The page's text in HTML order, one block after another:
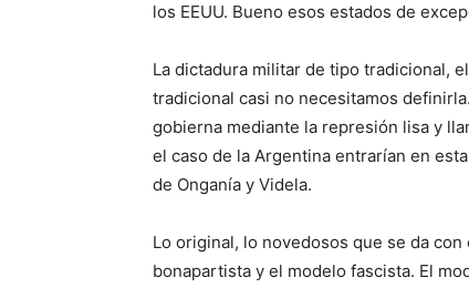
los EEUU. Bueno esos estados de
La dictadura militar de tipo tradicional,
tradicional casi no necesitamos
gobierna mediante la represión lisa y
el caso de la Argentina entrarían en
de Onganía y Videla.
Lo original, lo novedosos que se da
bonapartista y el modelo fascista. El